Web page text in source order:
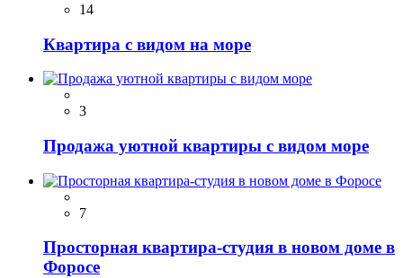
14
Квартира с видом на море
3
Продажа уютной квартиры с видом море
7
Просторная квартира-студия в новом доме в
Форосе